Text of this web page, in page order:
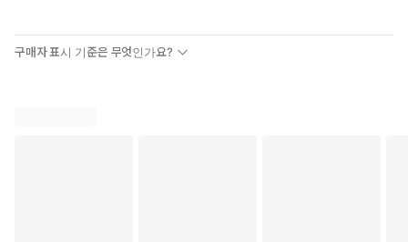
구매자 표시 기준은 무엇인가요?